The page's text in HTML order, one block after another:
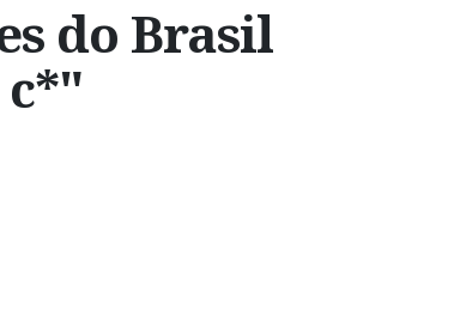
do Brasil